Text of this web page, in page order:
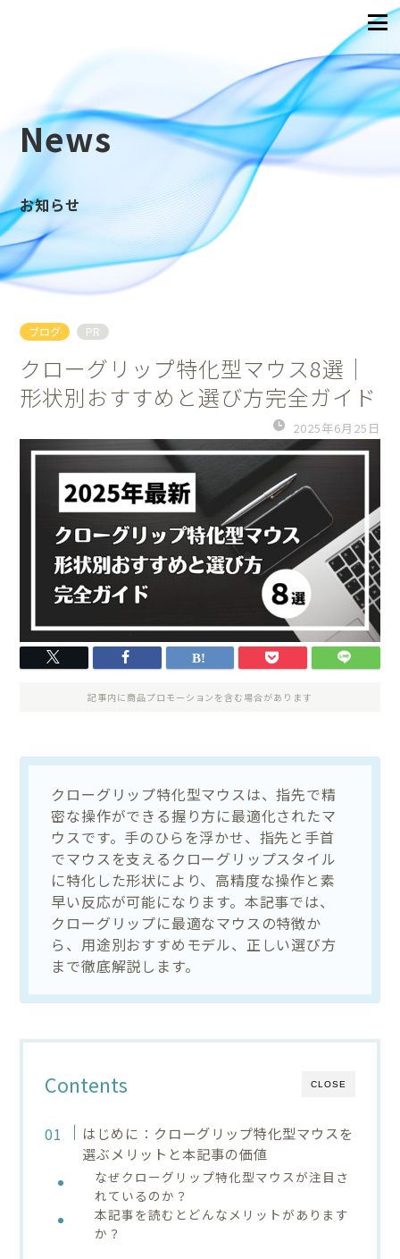
News
お知らせ
ブログ PR
クローグリップ特化型マウス8選｜
形状別おすすめと選び方完全ガイド
2025年6月25日
記事内に商品プロモーションを含む場合があります
クローグリップ特化型マウスは、指先で精
密な操作ができる握り方に最適化されたマ
ウスです。手のひらを浮かせ、指先と手首
でマウスを支えるクローグリップスタイル
に特化した形状により、高精度な操作と素
早い反応が可能になります。本記事では、
クローグリップに最適なマウスの特徴か
ら、用途別おすすめモデル、正しい選び方
まで徹底解説します。
CLOSE
Contents
はじめに：クローグリップ特化型マウスを
選ぶメリットと本記事の価値
なぜクローグリップ特化型マウスが注目さ
れているのか？
本記事を読むとどんなメリットがあります
か？